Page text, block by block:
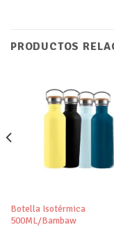
PRODUCTOS
Botella Isotérmica
500ML/Bambaw